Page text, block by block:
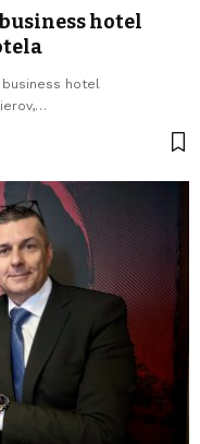
hotel
business hotel